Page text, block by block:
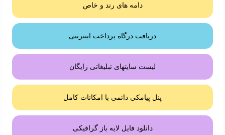
دامه های رند و خاص
دریافت درگاه پرداخت اینترنتی
لیست سایتهای تبلیغاتی رایگان
پنل پیامکی دائمی با امکانات کامل
دانلود فایل لایه باز گرافیکی